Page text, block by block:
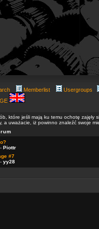
Memberlist Usergroups
które jeśli mają ku temu ochotę zajęły
a uważacie, iż powinno znaleźć swoje
Piottr
#7
yy28